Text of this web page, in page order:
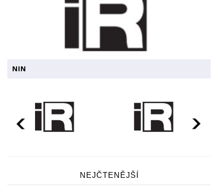
NIN
NEJČTENĚJŠÍ